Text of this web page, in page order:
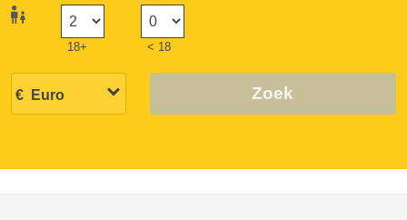
18+ < 18
Zoek